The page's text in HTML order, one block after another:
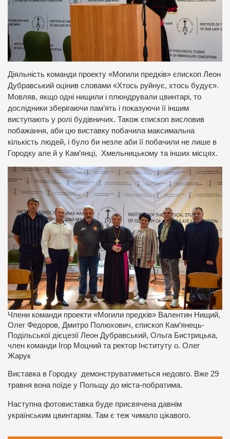
Діяльність команди проекту «Могили предків» єпископ Леон
Дубравський оцінив словами «Хтось руйнує, хтось будує».
Мовляв, якщо одні нищили і плюндрували цвинтарі, то
дослідники зберігаючи пам’ять і показуючи її іншим
виступають у ролі будівничих. Також єпископ висловив
побажання, аби цю виставку побачила максимальна
кількість людей, і було би незле аби її побачили не лише в
Городку але й у Кам’янці, Хмельницькому та інших місцях.
Члени команди проекти «Могили предків» Валентин Нищий,
Олег Федоров, Дмитро Полюхович, єпископ Кам’янець-
Подільської дієцезії Леон Дубравський, Ольга Бистрицька,
член команди Ігор Моцний та ректор Інституту о. Олег
Жарук
Виставка в Городку демонструватиметься недовго. Вже 29
травня вона поїде у Польщу до міста-побратима.
Наступна фотовиставка буде присвячена давнім
українським цвинтарям. Там є теж чимало цікавого.